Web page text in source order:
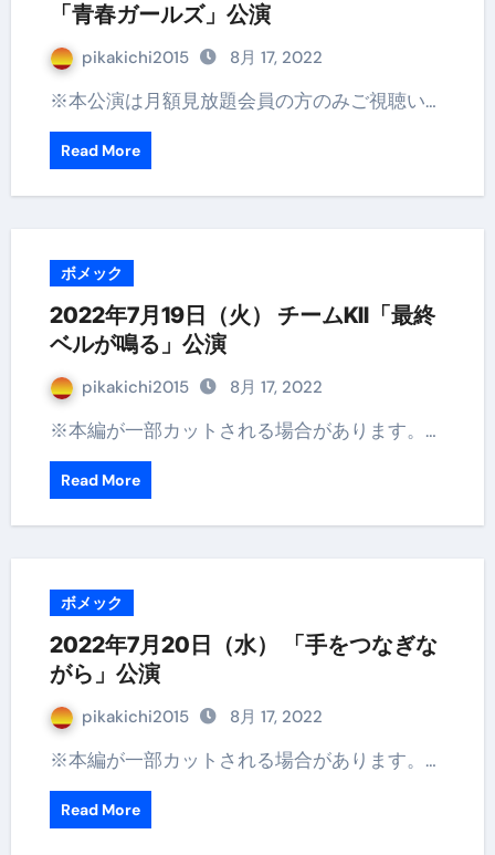
「青春ガールズ」公演
pikakichi2015 8月 17, 2022
※本公演は月額見放題会員の方のみご視聴い…
Read More
ボメック
2022年7月19日（火） チームKII「最終
ベルが鳴る」公演
pikakichi2015 8月 17, 2022
※本編が一部カットされる場合があります。…
Read More
ボメック
2022年7月20日（水） 「手をつなぎな
がら」公演
pikakichi2015 8月 17, 2022
※本編が一部カットされる場合があります。…
Read More